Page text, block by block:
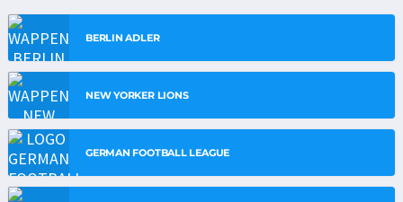
BERLIN ADLER
NEW YORKER LIONS
GERMAN FOOTBALL LEAGUE